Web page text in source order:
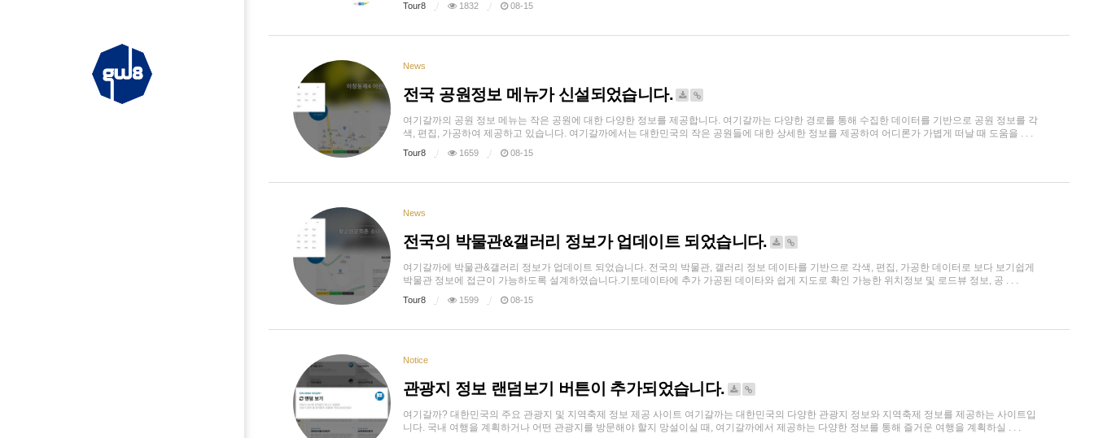
Tour8 1832 08-15
News
전국 공원정보 메뉴가 신설되었습니다.
여기갈까의 공원 정보 메뉴는 작은 공원에 대한 다양한 정보를 제공합니다. 여기갈까는 다양한 경로를 통해 수집한 데이터를 기반으로 공원 정보를 각
색, 편집, 가공하여 제공하고 있습니다. 여기갈까에서는 대한민국의 작은 공원들에 대한 상세한 정보를 제공하여 어디론가 가볍게 떠날 때 도움을 . . .
Tour8 1659 08-15
News
전국의 박물관&갤러리 정보가 업데이트 되었습니다.
여기갈까에 박물관&갤러리 정보가 업데이트 되었습니다. 전국의 박물관, 갤러리 정보 데이타를 기반으로 각색, 편집, 가공한 데이터로 보다 보기쉽게
박물관 정보에 접근이 가능하도록 설계하였습니다.기토데이타에 추가 가공된 데이타와 쉽게 지도로 확인 가능한 위치정보 및 로드뷰 정보, 공 . . .
Tour8 1599 08-15
Notice
관광지 정보 랜덤보기 버튼이 추가되었습니다.
여기갈까? 대한민국의 주요 관광지 및 지역축제 정보 제공 사이트 여기갈까는 대한민국의 다양한 관광지 정보와 지역축제 정보를 제공하는 사이트입
니다. 국내 여행을 계획하거나 어떤 관광지를 방문해야 할지 망설이실 때, 여기갈까에서 제공하는 다양한 정보를 통해 즐거운 여행을 계획하실 . . .